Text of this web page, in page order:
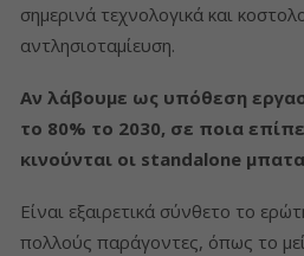
σημερινά τεχνολογικά και
αντλησιοταμίευση.
Αν λάβουμε ως υπόθεση
το 80% το 2030, σε ποια
κινούνται οι standalone
Είναι εξαιρετικά σύνθετο το
πολλούς παράγοντες, όπως το